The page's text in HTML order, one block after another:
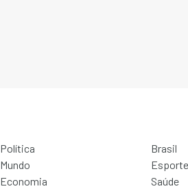
Política
Brasil
Mundo
Esporte
Economia
Saúde